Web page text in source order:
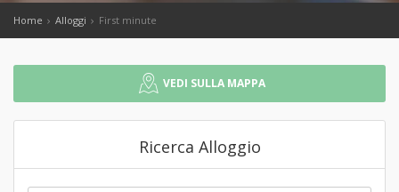
Home Alloggi First minute
VEDI SULLA MAPPA
Ricerca Alloggio